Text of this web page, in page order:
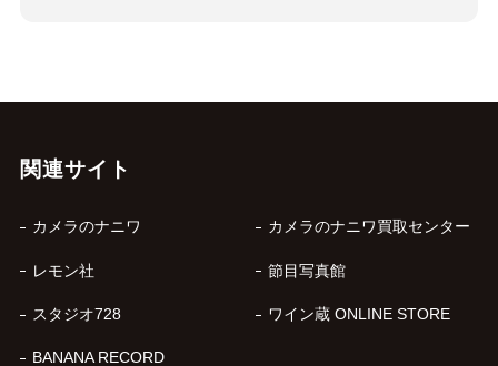
関連サイト
カメラのナニワ カメラのナニワ買取センター
レモン社 節目写真館
スタジオ728 ワイン蔵 ONLINE STORE
BANANA RECORD